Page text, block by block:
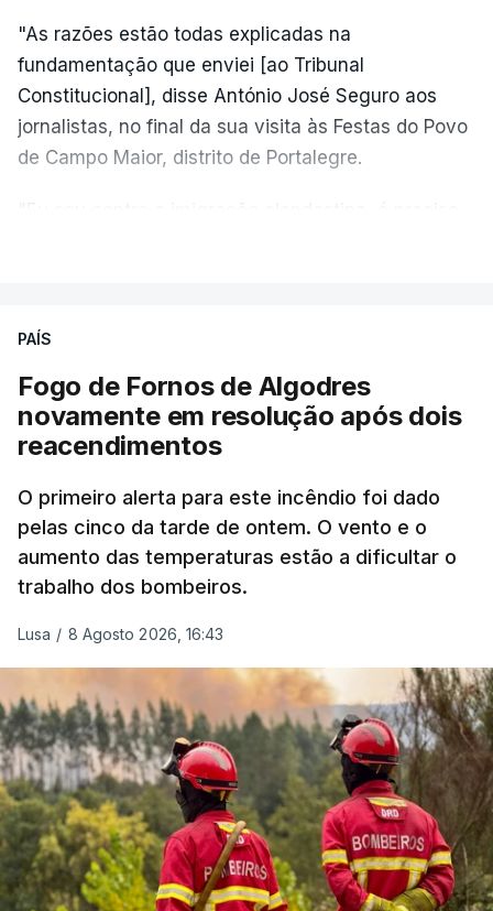
"As razões estão todas explicadas na
fundamentação que enviei [ao Tribunal
Constitucional], disse António José Seguro aos
jornalistas, no final da sua visita às Festas do Povo
de Campo Maior, distrito de Portalegre.
nada disto é incompatível com tratarmos com
crianças", acrescentou.
António José Seguro mostrou dúvidas sobre se é
ERRO100
ESTE CONTEÚDO ESTÁ NESTE
MOMENTO INDISPONÍVEL
O Chega considerou "de uma enorme gravidade" a
decisão do Presidente da Repúblicade enviar para
o Tribunal Constitucional o decreto sobre retorno
de estrangeiros, sustentando tratar-se de "uma
PAÍS
Fogo de Fornos de Algodres
novamente em resolução após dois
reacendimentos
O primeiro alerta para este incêndio foi dado
pelas cinco da tarde de ontem. O vento e o
aumento das temperaturas estão a dificultar o
trabalho dos bombeiros.
Lusa / 8 Agosto 2026, 16:43